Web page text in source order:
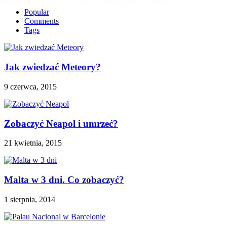
Popular
Comments
Tags
Jak zwiedzać Meteory?
9 czerwca, 2015
Zobaczyć Neapol i umrzeć?
21 kwietnia, 2015
Malta w 3 dni. Co zobaczyć?
1 sierpnia, 2014